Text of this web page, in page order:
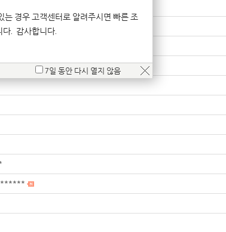
는 경우 고객센터로 알려주시면 빠른 조
다. 감사합니다.
7일 동안 다시 열지 않음